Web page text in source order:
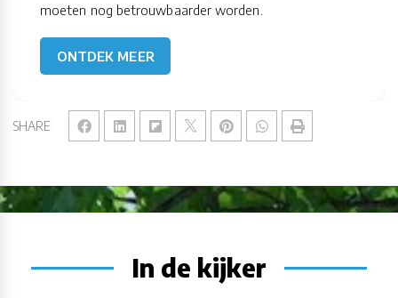
SHARE
moeten nog betrouwbaarder worden.
ONTDEK MEER
In de kijker